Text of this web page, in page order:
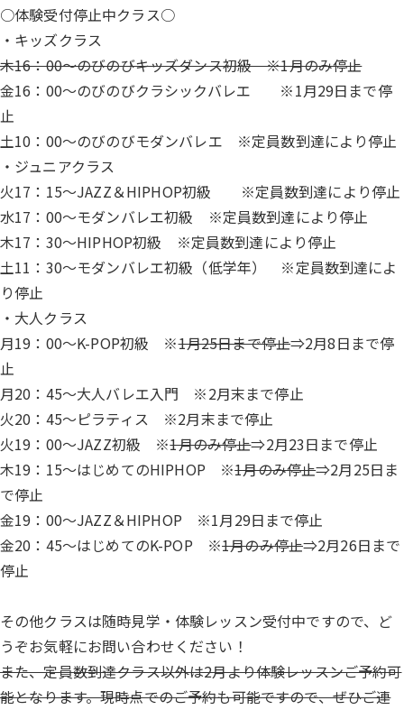
○体験受付停止中クラス○
・キッズクラス
木16：00～のびのびキッズダンス初級 ※1月のみ停止
金16：00～のびのびクラシックバレエ ※1月29日まで停
止
土10：00～のびのびモダンバレエ ※定員数到達により停止
・ジュニアクラス
火17：15～JAZZ＆HIPHOP初級 ※定員数到達により停止
水17：00～モダンバレエ初級 ※定員数到達により停止
木17：30～HIPHOP初級 ※定員数到達により停止
土11：30～モダンバレエ初級（低学年） ※定員数到達によ
り停止
・大人クラス
月19：00～K-POP初級 ※1月25日まで停止⇒2月8日まで停
止
月20：45～大人バレエ入門 ※2月末まで停止
火20：45～ピラティス ※2月末まで停止
火19：00～JAZZ初級 ※1月のみ停止⇒2月23日まで停止
木19：15～はじめてのHIPHOP ※1月のみ停止⇒2月25日ま
で停止
金19：00～JAZZ＆HIPHOP ※1月29日まで停止
金20：45～はじめてのK-POP ※1月のみ停止⇒2月26日まで
停止
その他クラスは随時見学・体験レッスン受付中ですので、ど
うぞお気軽にお問い合わせください！
また、定員数到達クラス以外は2月より体験レッスンご予約可
能となります。現時点でのご予約も可能ですので、ぜひご連